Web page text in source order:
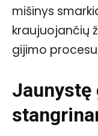
mišinys
kraujuojančių
gijimo
Jaunystę